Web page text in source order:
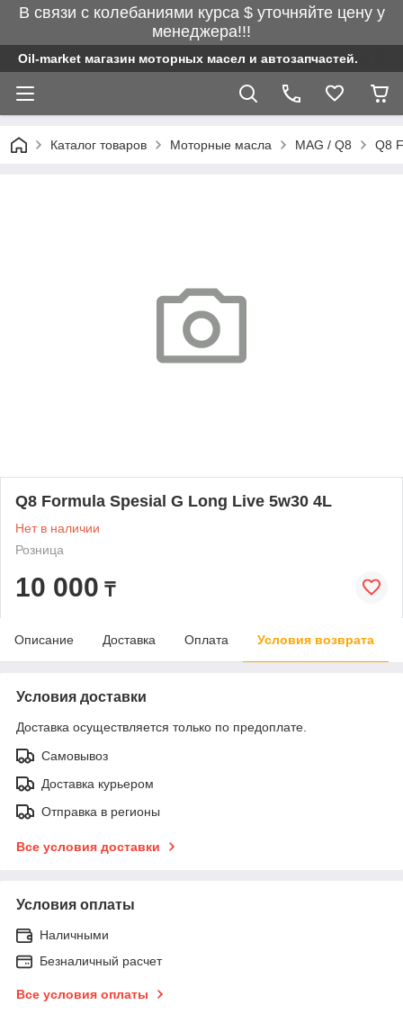
В связи с колебаниями курса $ уточняйте цену у
менеджера!!!
Oil-market магазин моторных масел и автозапчастей.
Каталог товаров Моторные масла MAG / Q8 Q8
Q8 Formula Spesial G Long Live 5w30 4L
Нет в наличии
Розница
10 000 ₸
Описание Доставка Оплата Условия возврата
Условия доставки
Доставка осуществляется только по предоплате.
Самовывоз
Доставка курьером
Отправка в регионы
Все условия доставки
Условия оплаты
Наличными
Безналичный расчет
Все условия оплаты